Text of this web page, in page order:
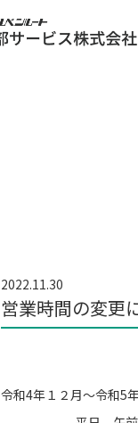
2022.11.30
営業時間の変更
令和4年１２月～令和5